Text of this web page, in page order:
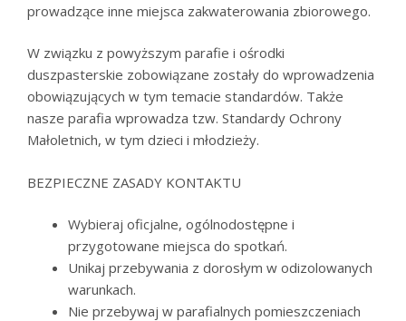
prowadzące inne miejsca zakwaterowania zbiorowego.
W związku z powyższym parafie i ośrodki
duszpasterskie zobowiązane zostały do wprowadzenia
obowiązujących w tym temacie standardów. Także
nasze parafia wprowadza tzw. Standardy Ochrony
Małoletnich, w tym dzieci i młodzieży.
BEZPIECZNE ZASADY KONTAKTU
Wybieraj oficjalne, ogólnodostępne i
przygotowane miejsca do spotkań.
Unikaj przebywania z dorosłym w odizolowanych
warunkach.
Nie przebywaj w parafialnych pomieszczeniach